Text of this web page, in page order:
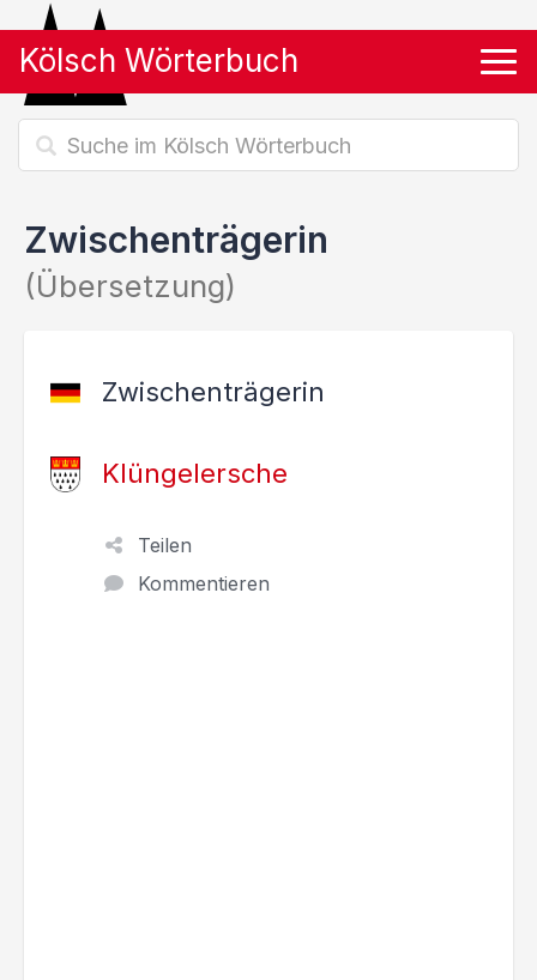
Kölsch Wörterbuch
Zwischenträgerin
(Übersetzung)
Zwischenträgerin
Klüngelersche
Teilen
Kommentieren